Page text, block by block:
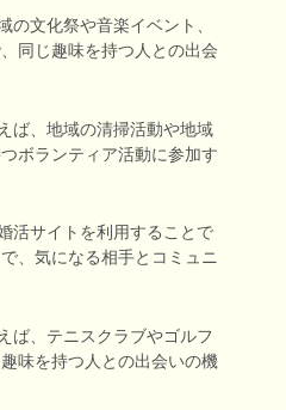
文化祭や音楽イベント、
同じ趣味を持つ人との出会
ば、地域の清掃活動や地域
ボランティア活動に参加す
活サイトを利用することで
、気になる相手とコミュニ
ば、テニスクラブやゴルフ
味を持つ人との出会いの機